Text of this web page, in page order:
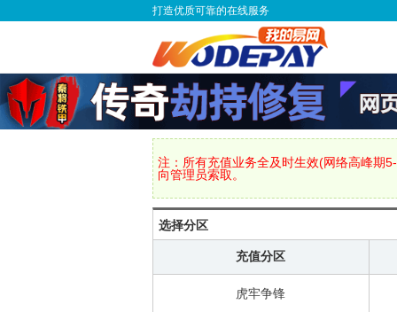
打造优质可靠的在线服务
注：所有充值业务全及时生效(网络高峰期
向管理员索取。
选择分区
充值分区
虎牢争锋